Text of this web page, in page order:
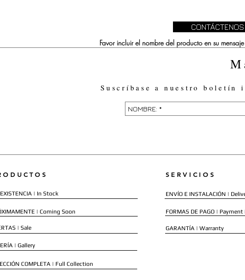
Favor incluir el nombre del producto en su
Suscríbase a nuestro
| In Stock
| Coming Soon
| Sale
| Gallery
COMPLETA | Full Collection
SERVICIOS
ENVÍO E INSTALACIÓN |
FORMAS DE PAGO |
GARANTÍA | Warranty